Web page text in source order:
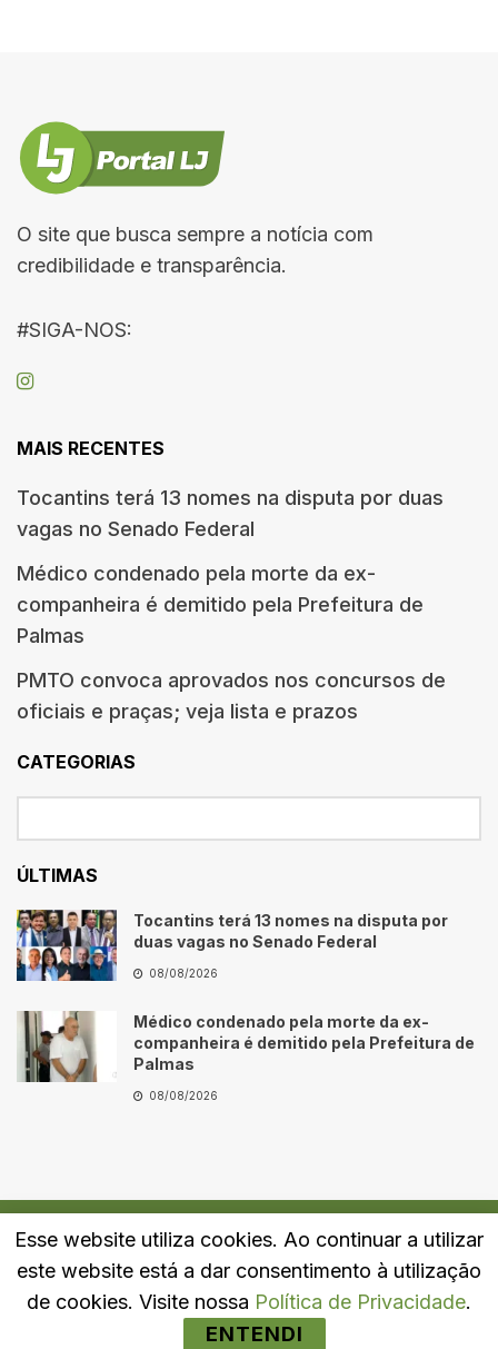
O site que busca sempre a notícia com
credibilidade e transparência.
#SIGA-NOS:
MAIS RECENTES
Tocantins terá 13 nomes na disputa por duas
vagas no Senado Federal
Médico condenado pela morte da ex-
companheira é demitido pela Prefeitura de
Palmas
PMTO convoca aprovados nos concursos de
oficiais e praças; veja lista e prazos
CATEGORIAS
ÚLTIMAS
Tocantins terá 13 nomes na disputa por
duas vagas no Senado Federal
08/08/2026
Médico condenado pela morte da ex-
companheira é demitido pela Prefeitura de
Palmas
08/08/2026
Quem Somos Fale Conosco Política de Privacidade
Esse website utiliza cookies. Ao continuar a utilizar
este website está a dar consentimento à utilização
de cookies. Visite nossa Política de Privacidade.
ENTENDI